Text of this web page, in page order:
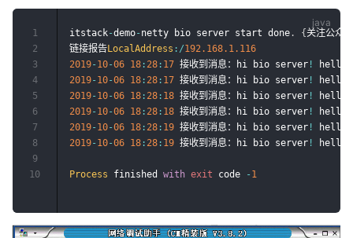
itstack-demo- netty bio server start done . {关注公众
链接报告LocalAddress : /192.168.1.116
2019- 10-06 18 : 28 : 17 接收到消息：hi bio server !
2019- 10-06 18 : 28 : 17 接收到消息：hi bio server !
2019- 10-06 18 : 28 : 18 接收到消息：hi bio server !
2019- 10-06 18 : 28 : 18 接收到消息：hi bio server !
2019- 10-06 18 : 28 : 19 接收到消息：hi bio server !
2019- 10-06 18 : 28 : 19 接收到消息：hi bio server !
Process finished with exit code - 1
1
2
3
4
5
6
7
8
9
10